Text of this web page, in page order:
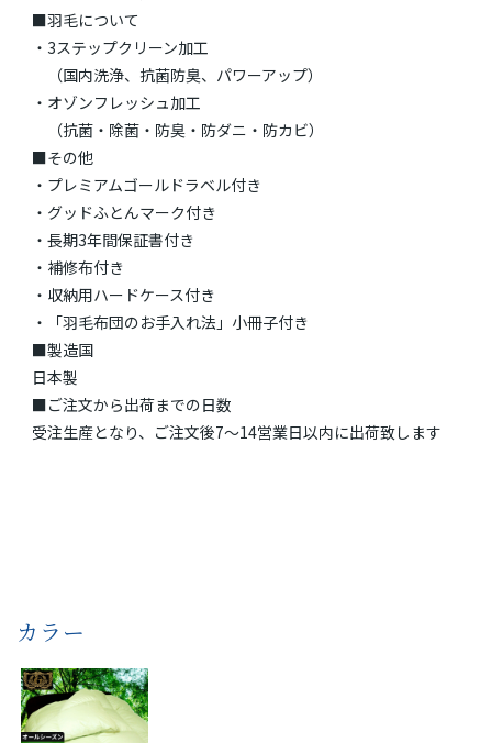
■羽毛について
・3ステップクリーン加工
（国内洗浄、抗菌防臭、パワーアップ）
・オゾンフレッシュ加工
（抗菌・除菌・防臭・防ダニ・防カビ）
■その他
・プレミアムゴールドラベル付き
・グッドふとんマーク付き
・長期3年間保証書付き
・補修布付き
・収納用ハードケース付き
・「羽毛布団のお手入れ法」小冊子付き
■製造国
日本製
■ご注文から出荷までの日数
受注生産となり、ご注文後7～14営業日以内に出荷致します
カラー